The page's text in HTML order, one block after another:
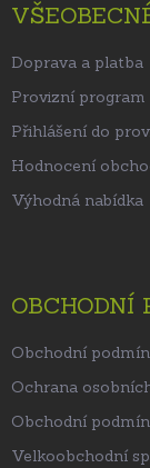
Doprava a platba
Provizní
Přihlášení do
Hodnocení
Výhodná nabídka
OBCHODNÍ
Obchodní
Ochrana
Obchodní
Velkoobchodní